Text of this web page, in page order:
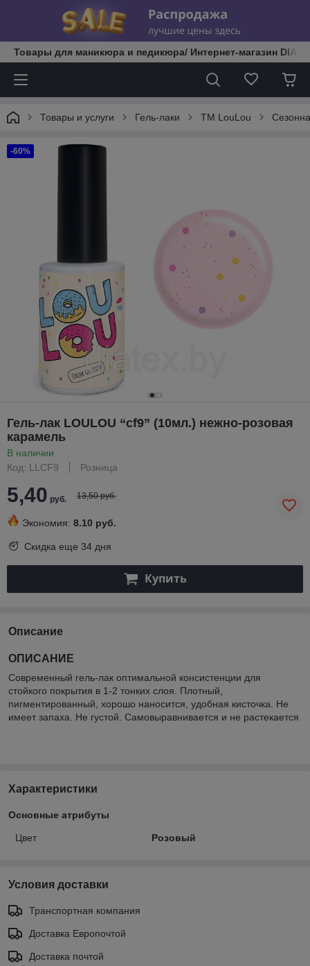
Товары для маникюра и педикюра/ Интернет-магазин
Товары и услуги Гель-лаки TM LouLou
-60%
Гель-лак LOULOU “cf9” (10мл.) нежно-розовая
карамель
В наличии
Код: LLCF9
Розница
5,40 руб. 13,50 руб.
Экономия: 8.10 руб.
Скидка еще 34 дня
Купить
Описание
ОПИСАНИЕ
Современный гель-лак оптимальной консистенции для
стойкого покрытия в 1-2 тонких слоя. Плотный,
пигментированный, хорошо наносится, удобная кисточка. Не
имеет запаха. Не густой. Самовыравнивается и не растекается
Характеристики
Основные атрибуты
Цвет Розовый
Условия доставки
Транспортная компания
Доставка Европочтой
Доставка почтой